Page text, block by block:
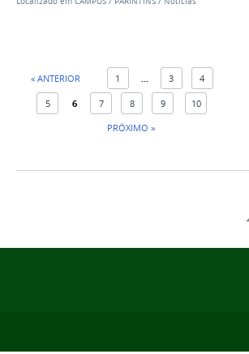
« ANTERIOR 1 ... 3 4
5 6 7 8 9
10
PRÓXIMO »